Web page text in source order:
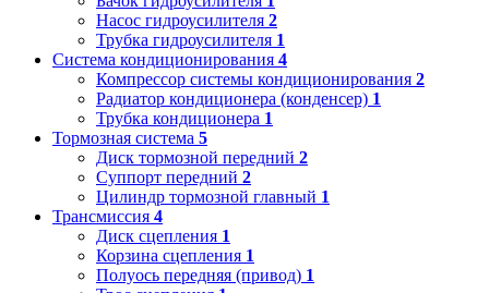
Насос гидроусилителя 2
Трубка гидроусилителя 1
Система кондиционирования 4
Компрессор системы кондиционирования 2
Радиатор кондиционера (конденсер) 1
Трубка кондиционера 1
Тормозная система 5
Диск тормозной передний 2
Суппорт передний 2
Цилиндр тормозной главный 1
Трансмиссия 4
Диск сцепления 1
Корзина сцепления 1
Полуось передняя (привод) 1